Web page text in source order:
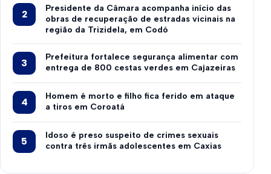
Presidente da Câmara acompanha início das
obras de recuperação de estradas vicinais na
região da Trizidela, em Codó
Prefeitura fortalece segurança alimentar com
entrega de 800 cestas verdes em Cajazeiras
Homem é morto e filho fica ferido em ataque
a tiros em Coroatá
Idoso é preso suspeito de crimes sexuais
contra três irmãs adolescentes em Caxias